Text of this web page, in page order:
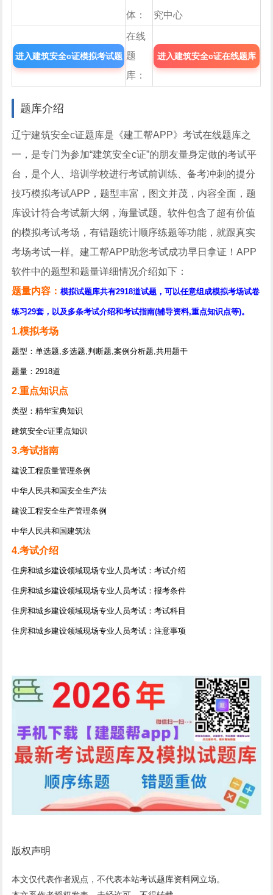
体：
究中心
进入建筑安全c证模拟考试题
在线
题
库：
进入建筑安全c证在线题库
题库介绍
辽宁建筑安全c证题库是《建工帮APP》考试在线题库之
一，是专门为参加“建筑安全c证”的朋友量身定做的考试平
台，是个人、培训学校进行考试前训练、备考冲刺的提分
技巧模拟考试APP，题型丰富，图文并茂，内容全面，题
库设计符合考试新大纲，海量试题。软件包含了超有价值
的模拟考试考场，有错题统计顺序练题等功能，就跟真实
考场考试一样。建工帮APP助您考试成功早日拿证！APP
软件中的题型和题量详细情况介绍如下：
题量内容：模拟试题库共有2918道试题，可以任意组成模拟考场试卷
练习29套，以及多条考试介绍和考试指南(辅导资料,重点知识点等)。
1.模拟考场
题型：单选题,多选题,判断题,案例分析题,共用题干
题量：2918道
2.重点知识点
类型：精华宝典知识
建筑安全c证重点知识
3.考试指南
建设工程质量管理条例
中华人民共和国安全生产法
建设工程安全生产管理条例
中华人民共和国建筑法
4.考试介绍
住房和城乡建设领域现场专业人员考试：考试介绍
住房和城乡建设领域现场专业人员考试：报考条件
住房和城乡建设领域现场专业人员考试：考试科目
住房和城乡建设领域现场专业人员考试：注意事项
版权声明
本文仅代表作者观点，不代表本站考试题库资料网立场。